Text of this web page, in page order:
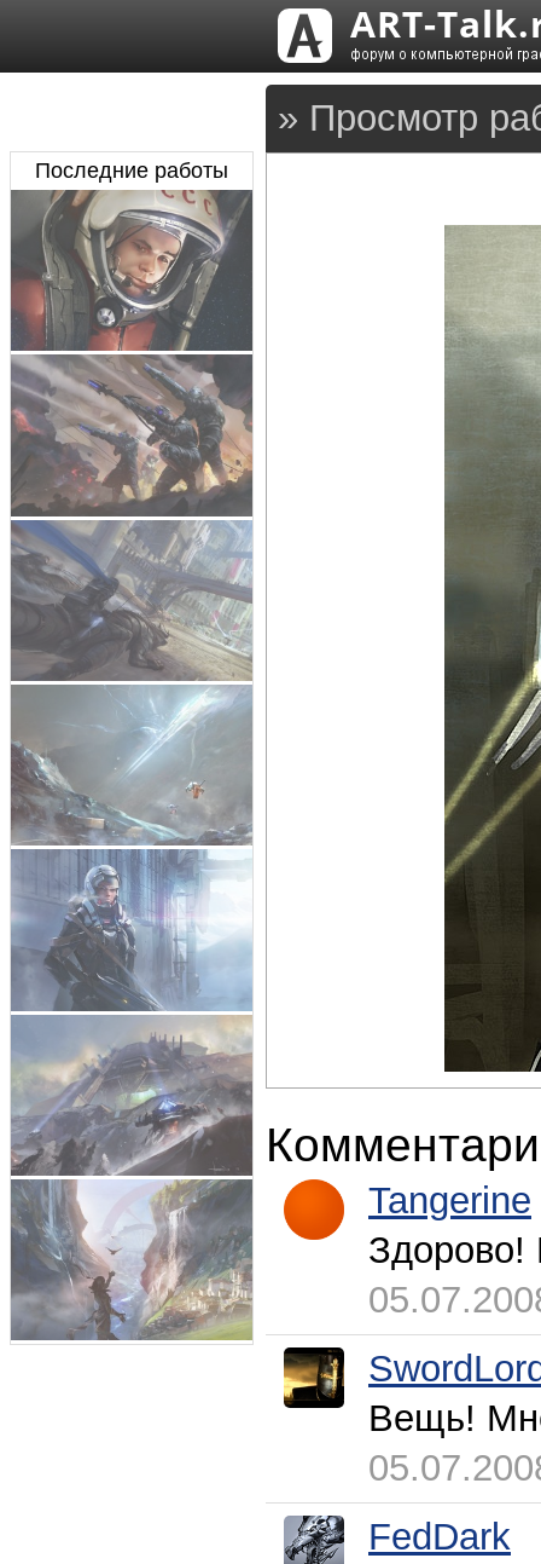
» Просмотр
Tangerine
Здорово!
Вещь!
FedDark
Последние работы